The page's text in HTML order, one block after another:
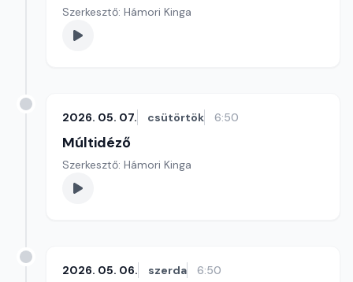
Szerkesztő: Hámori Kinga
2026. 05. 07. csütörtök 6:50
Múltidéző
Szerkesztő: Hámori Kinga
2026. 05. 06. szerda 6:50